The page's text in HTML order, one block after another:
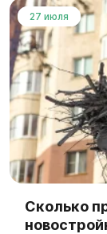
27 июля
Сколько